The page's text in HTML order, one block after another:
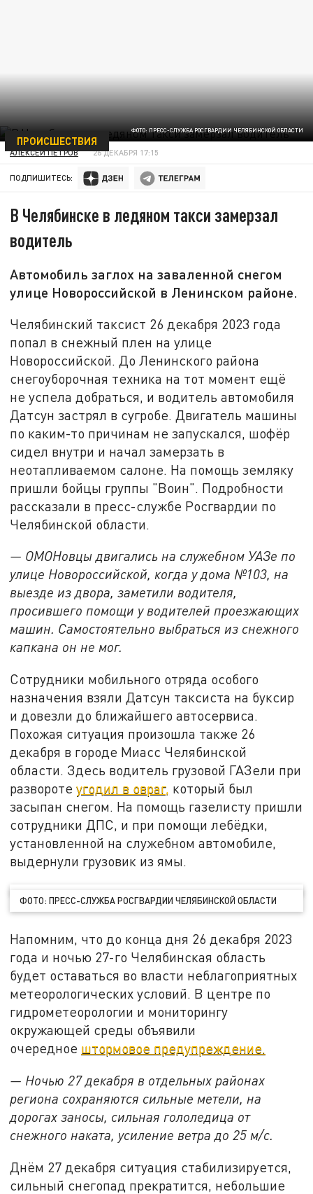
ФОТО: ПРЕСС-СЛУЖБА РОСГВАРДИИ ЧЕЛЯБИНСКОЙ ОБЛАСТИ
ПРОИСШЕСТВИЯ
АЛЕКСЕЙ ПЕТРОВ 26 ДЕКАБРЯ 17:15
ПОДПИШИТЕСЬ:
В Челябинске в ледяном такси замерзал
водитель
Автомобиль заглох на заваленной снегом
улице Новороссийской в Ленинском районе.
Челябинский таксист 26 декабря 2023 года
попал в снежный плен на улице
Новороссийской. До Ленинского района
снегоуборочная техника на тот момент ещё
не успела добраться, и водитель автомобиля
Датсун застрял в сугробе. Двигатель машины
по каким-то причинам не запускался, шофёр
сидел внутри и начал замерзать в
неотапливаемом салоне. На помощь земляку
пришли бойцы группы "Воин". Подробности
рассказали в пресс-службе Росгвардии по
Челябинской области.
— ОМОНовцы двигались на служебном УАЗе по
улице Новороссийской, когда у дома №103, на
выезде из двора, заметили водителя,
просившего помощи у водителей проезжающих
машин. Самостоятельно выбраться из снежного
капкана он не мог.
Сотрудники мобильного отряда особого
назначения взяли Датсун таксиста на буксир
и довезли до ближайшего автосервиса.
Похожая ситуация произошла также 26
декабря в городе Миасс Челябинской
области. Здесь водитель грузовой ГАЗели при
разворотеугодил в овраг, который был
засыпан снегом. На помощь газелисту пришли
сотрудники ДПС, и при помощи лебёдки,
установленной на служебном автомобиле,
выдернули грузовик из ямы.
ФОТО: ПРЕСС-СЛУЖБА РОСГВАРДИИ ЧЕЛЯБИНСКОЙ ОБЛАСТИ
Напомним, что до конца дня 26 декабря 2023
года и ночью 27-го Челябинская область
будет оставаться во власти неблагоприятных
метеорологических условий. В центре по
гидрометеорологии и мониторингу
окружающей среды объявили
очередное штормовое предупреждение.
— Ночью 27 декабря в отдельных районах
региона сохраняются сильные метели, на
дорогах заносы, сильная гололедица от
снежного наката, усиление ветра до 25 м/с.
Днём 27 декабря ситуация стабилизируется,
сильный снегопад прекратится, небольшие